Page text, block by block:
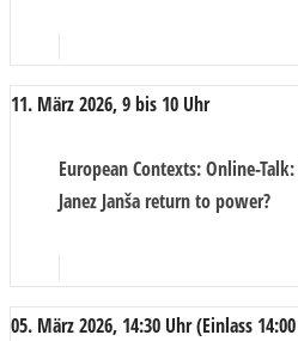
11. März 2026, 9 bis 10 Uhr
European Contexts: Online-
Janez Janša return to power?
05. März 2026, 14:30 Uhr (Einlass